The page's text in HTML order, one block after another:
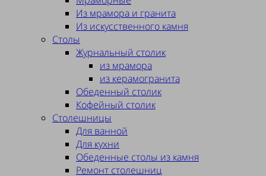
Из мрамора и гранита
Из искусственного камня
Столы
Журнальный столик
из мрамора
из керамогранита
Обеденный столик
Кофейный столик
Столешницы
Для ванной
Для кухни
Обеденные столы из камня
Ремонт столешниц